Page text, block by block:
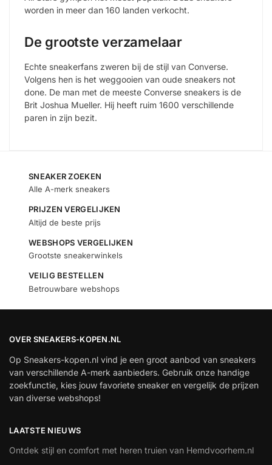
worden in meer dan 160 landen verkocht.
De grootste verzamelaar
Echte sneakerfans zweren bij de stijl van Converse.
Volgens hen is het weggooien van oude sneakers not
done. De man met de meeste Converse sneakers is de
Brit Joshua Mueller. Hij heeft ruim 1600 verschillende
paren in zijn bezit.
SNEAKER ZOEKEN
Alle A-merk sneakers
PRIJZEN VERGELIJKEN
Altijd de beste prijs
WEBSHOPS VERGELIJKEN
Grootste sneakerwinkels
VEILIG BESTELLEN
Betrouwbare webshops
OVER SNEAKERS-KOPEN.NL
Op Sneakers-kopen.nl vind je een groot aanbod van sneakers
van verschillende A-merk aanbieders. Gebruik onze handige
zoekfunctie, kies jouw favoriete sneaker en vergelijk de prijzen
van diverse webshops!
LAATSTE NIEUWS
Ontdek stijl en comfort met heren truien van Hemdvoorhem.nl